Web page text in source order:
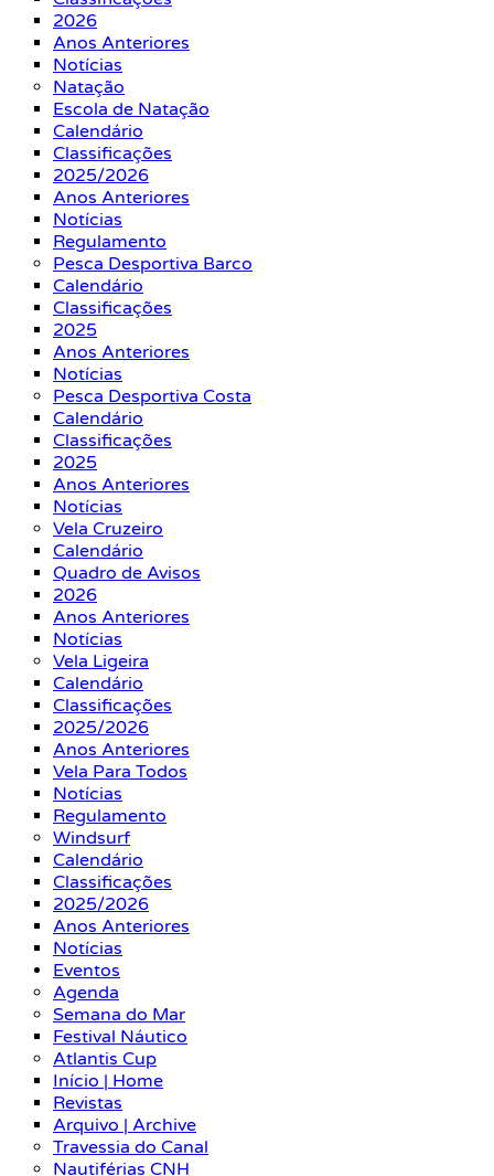
2026
Anos Anteriores
Notícias
Natação
Escola de Natação
Calendário
Classificações
2025/2026
Anos Anteriores
Notícias
Regulamento
Pesca Desportiva Barco
Calendário
Classificações
2025
Anos Anteriores
Notícias
Pesca Desportiva Costa
Calendário
Classificações
2025
Anos Anteriores
Notícias
Vela Cruzeiro
Calendário
Quadro de Avisos
2026
Anos Anteriores
Notícias
Vela Ligeira
Calendário
Classificações
2025/2026
Anos Anteriores
Vela Para Todos
Notícias
Regulamento
Windsurf
Calendário
Classificações
2025/2026
Anos Anteriores
Notícias
Eventos
Agenda
Semana do Mar
Festival Náutico
Atlantis Cup
Início | Home
Revistas
Arquivo | Archive
Travessia do Canal
Nautiférias CNH